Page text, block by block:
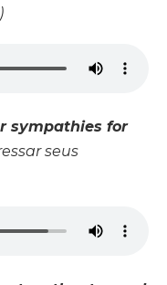
sympathies for
seus